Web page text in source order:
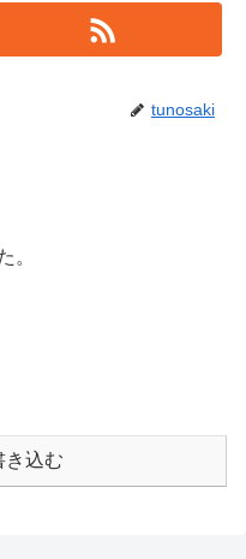
tunosaki
。
き込む